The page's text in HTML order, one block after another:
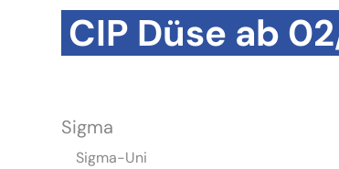
CIP Düse ab
Sigma
Sigma-Uni